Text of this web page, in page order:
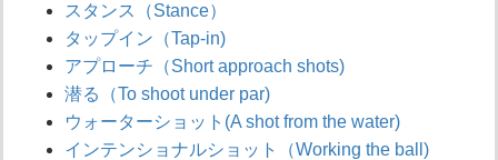
スタンス（Stance）
タップイン（Tap-in)
アプローチ（Short approach shots)
潜る（To shoot under par)
ウォーターショット(A shot from the water)
インテンショナルショット（Working the ball)